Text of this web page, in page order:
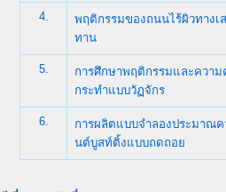
4.
พฤติกรรมของถนนไร้ผิวทาง
ทาน
5.
การศึกษาพฤติกรรมและความ
กระทำแบบวัฏจักร
6.
การผลิตแบบจำลองประมาณ
นต์บูสท์ติ้งแบบถดถอย